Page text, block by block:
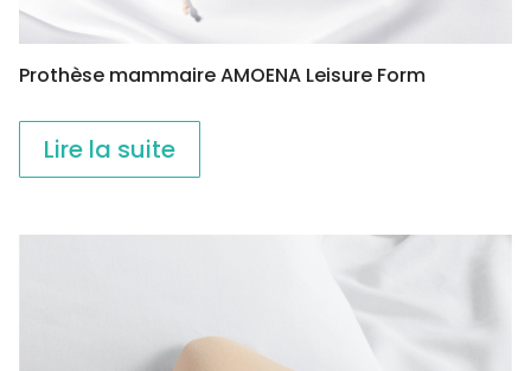
Prothèse mammaire AMOENA Leisure Form
Lire la suite